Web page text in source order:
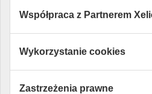
Współpraca z Partnerem
Wykorzystanie cookies
Zastrzeżenia prawne